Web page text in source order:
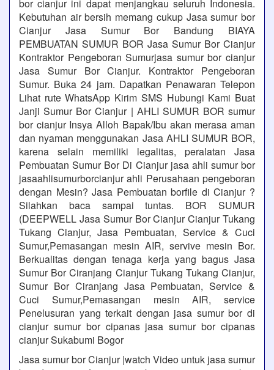
bor cianjur ini dapat menjangkau seluruh Indonesia.
Kebutuhan air bersih memang cukup Jasa sumur bor
Cianjur Jasa Sumur Bor Bandung BIAYA
PEMBUATAN SUMUR BOR Jasa Sumur Bor Cianjur
Kontraktor Pengeboran Sumurjasa sumur bor cianjur
Jasa Sumur Bor Cianjur. Kontraktor Pengeboran
Sumur. Buka 24 jam. Dapatkan Penawaran Telepon
Lihat rute WhatsApp Kirim SMS Hubungi Kami Buat
Janji Sumur Bor Cianjur | AHLI SUMUR BOR sumur
bor cianjur Insya Alloh Bapak/Ibu akan merasa aman
dan nyaman menggunakan Jasa AHLI SUMUR BOR,
karena selain memiliki legalitas, peralatan Jasa
Pembuatan Sumur Bor Di Cianjur jasa ahli sumur bor
jasaahlisumurborcianjur ahli Perusahaan pengeboran
dengan Mesin? Jasa Pembuatan borfile di Cianjur ?
Silahkan baca sampai tuntas. BOR SUMUR
(DEEPWELL Jasa Sumur Bor Cianjur Cianjur Tukang
Tukang Cianjur, Jasa Pembuatan, Service & Cuci
Sumur,Pemasangan mesin AIR, servive mesin Bor.
Berkualitas dengan tenaga kerja yang bagus Jasa
Sumur Bor Ciranjang Cianjur Tukang Tukang Cianjur,
Sumur Bor Ciranjang Jasa Pembuatan, Service &
Cuci Sumur,Pemasangan mesin AIR, service
Penelusuran yang terkait dengan jasa sumur bor di
cianjur sumur bor cipanas jasa sumur bor cipanas
cianjur Sukabumi Bogor
Jasa sumur bor Cianjur |watch Video untuk jasa sumur